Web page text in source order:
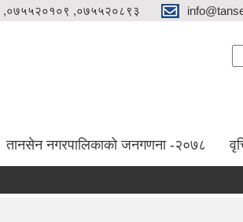
,०७५५२०८९३
तानसेन नगरपालिकाको जनगणना -२०७८